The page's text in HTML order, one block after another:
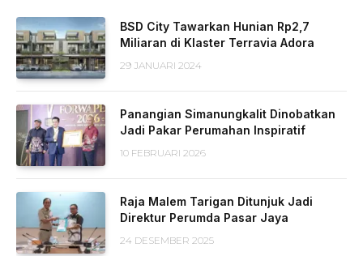
BSD City Tawarkan Hunian Rp2,7
Miliaran di Klaster Terravia Adora
29 JANUARI 2024
Panangian Simanungkalit Dinobatkan
Jadi Pakar Perumahan Inspiratif
10 FEBRUARI 2026
Raja Malem Tarigan Ditunjuk Jadi
Direktur Perumda Pasar Jaya
24 DESEMBER 2025